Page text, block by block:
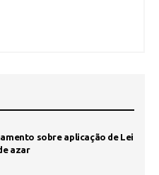
sobre aplicação de Lei
azar